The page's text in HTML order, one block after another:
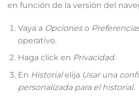
en función de la versión del
Vaya a Opcioneso
operativo.
Haga click en Privacidad.
En Historialelija Usar una
personalizada para el historial.